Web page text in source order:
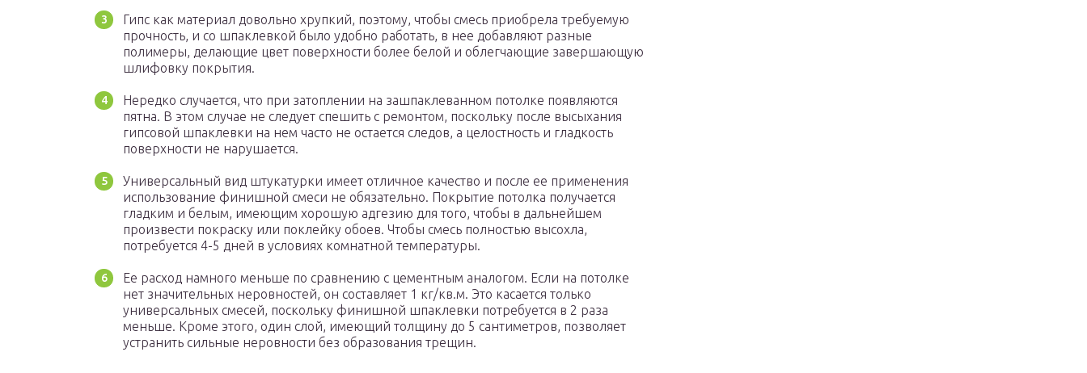
Гипс как материал довольно хрупкий, поэтому, чтобы смесь приобрела требуемую
прочность, и со шпаклевкой было удобно работать, в нее добавляют разные
полимеры, делающие цвет поверхности более белой и облегчающие завершающую
шлифовку покрытия.
Нередко случается, что при затоплении на зашпаклеванном потолке появляются
пятна. В этом случае не следует спешить с ремонтом, поскольку после высыхания
гипсовой шпаклевки на нем часто не остается следов, а целостность и гладкость
поверхности не нарушается.
Универсальный вид штукатурки имеет отличное качество и после ее применения
использование финишной смеси не обязательно. Покрытие потолка получается
гладким и белым, имеющим хорошую адгезию для того, чтобы в дальнейшем
произвести покраску или поклейку обоев. Чтобы смесь полностью высохла,
потребуется 4-5 дней в условиях комнатной температуры.
Ее расход намного меньше по сравнению с цементным аналогом. Если на потолке
нет значительных неровностей, он составляет 1 кг/кв.м. Это касается только
универсальных смесей, поскольку финишной шпаклевки потребуется в 2 раза
меньше. Кроме этого, один слой, имеющий толщину до 5 сантиметров, позволяет
устранить сильные неровности без образования трещин.